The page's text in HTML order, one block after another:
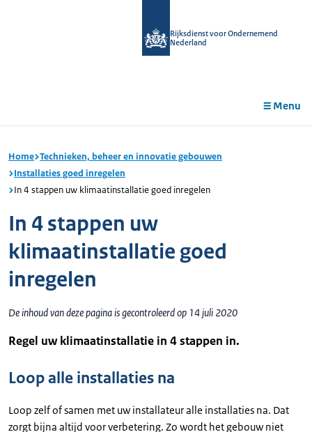
Rijksdienst voor Ondernemend
Nederland
Menu
Home Technieken, beheer en innovatie gebouwen
Installaties goed inregelen
In 4 stappen uw klimaatinstallatie goed inregelen
In 4 stappen uw
klimaatinstallatie goed
inregelen
De inhoud van deze pagina is gecontroleerd op 14 juli 2020
Regel uw klimaatinstallatie in 4 stappen in.
Loop alle installaties na
Loop zelf of samen met uw installateur alle installaties na. Dat
zorgt bijna altijd voor verbetering. Zo wordt het gebouw niet